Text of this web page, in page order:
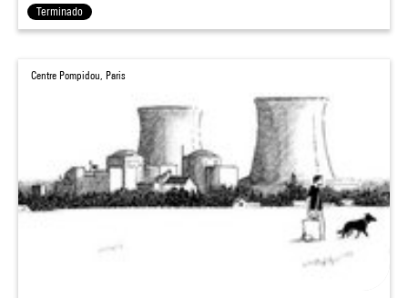
Terminado
Centre Pompidou, Paris